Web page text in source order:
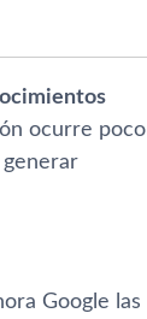
ocurre poco
Google las